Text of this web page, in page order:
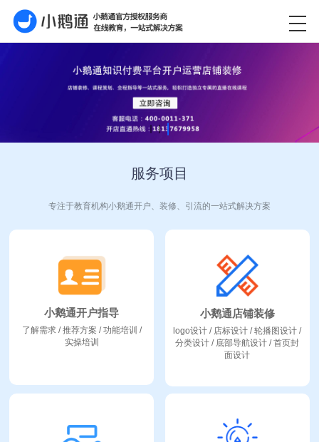
服务项目
专注于教育机构小鹅通开户、装修、引流的一站式解决方案
小鹅通开户指导
了解需求 / 推荐方案 / 功能培训 /
实操培训
小鹅通店铺装修
logo设计 / 店标设计 / 轮播图设计 /
分类设计 / 底部导航设计 / 首页封
面设计